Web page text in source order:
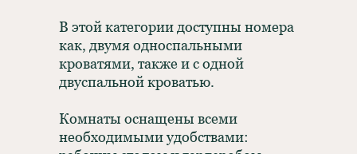
В этой категории доступны номера
как, двумя односпальными
кроватями, также и с одной
двуспальной кроватью.
Комнаты оснащены всеми
необходимыми удобствами: